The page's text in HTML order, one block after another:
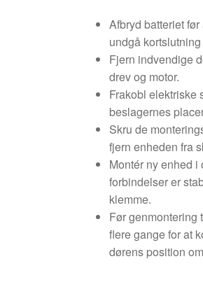
Afbryd batteriet
undgå
Fjern indvendige
drev og motor.
Frakobl elektriske
beslagernes
Skru de
fjern enheden fra
Montér ny enhed
forbindelser er
klemme.
Før genmontering
flere gange for at
dørens position